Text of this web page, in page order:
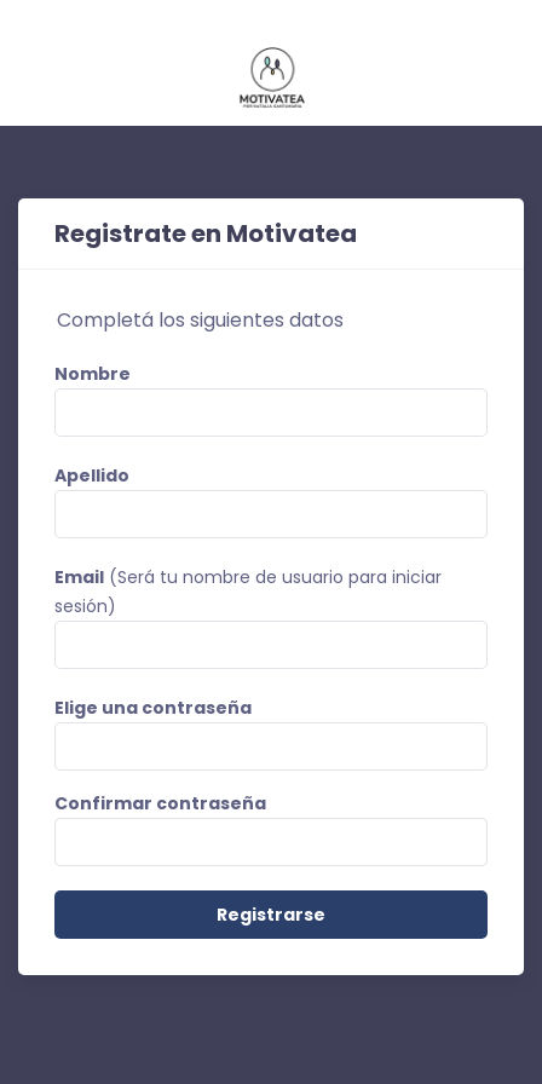
Registrate en Motivatea
Completá los siguientes datos
Nombre
Apellido
Email (Será tu nombre de usuario para iniciar
sesión)
Elige una contraseña
Confirmar contraseña
Registrarse